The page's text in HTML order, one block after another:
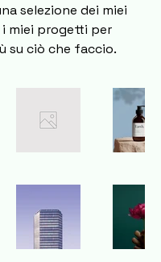
selezione dei miei
i miei progetti per
su ciò che faccio.